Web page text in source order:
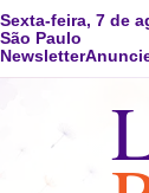
Sexta-feira, 7 de
São Paulo
Newsletter